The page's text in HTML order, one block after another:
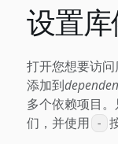
设置
打开您想要访
添加到
多个依赖项目
们，并使用
-